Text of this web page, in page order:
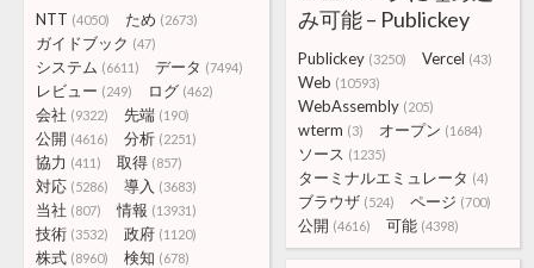
NTT (4050) ため (2673)
ガイドブック (47)
システム (6611) データ (7494)
レビュー (249) ログ (462)
会社 (9322) 先端 (190)
公開 (4616) 分析 (2251)
協力 (411) 取得 (857)
対応 (5286) 導入 (3683)
当社 (807) 情報 (13931)
技術 (3532) 政府 (1120)
株式 (8960) 検知 (678)
み可能 – Publickey
Publickey (3250) Vercel (43)
Web (10593)
WebAssembly (205)
wterm (3) オープン (1684)
ソース (1235)
ターミナルエミュレータ (4)
ブラウザ (524) ページ (700)
公開 (4616) 可能 (4398)